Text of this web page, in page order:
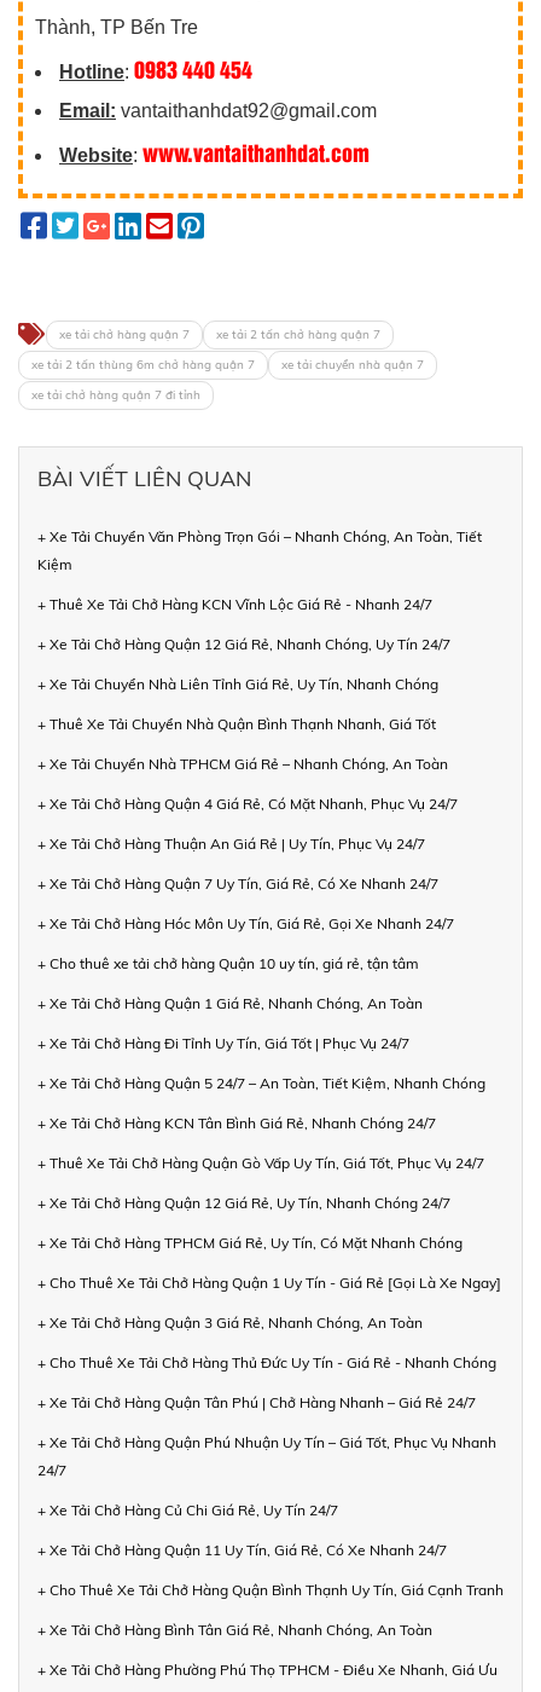
Thành, TP Bến Tre
Hotline: 0983 440 454
Email: vantaithanhdat92@gmail.com
Website: www.vantaithanhdat.com
xe tải chở hàng quận 7
xe tải 2 tấn chở hàng quận 7
xe tải 2 tấn thùng 6m chở hàng quận 7
xe tải chuyển nhà quận 7
xe tải chở hàng quận 7 đi tỉnh
BÀI VIẾT LIÊN QUAN
+ Xe Tải Chuyển Văn Phòng Trọn Gói – Nhanh Chóng, An Toàn, Tiết
Kiệm
+ Thuê Xe Tải Chở Hàng KCN Vĩnh Lộc Giá Rẻ - Nhanh 24/7
+ Xe Tải Chở Hàng Quận 12 Giá Rẻ, Nhanh Chóng, Uy Tín 24/7
+ Xe Tải Chuyển Nhà Liên Tỉnh Giá Rẻ, Uy Tín, Nhanh Chóng
+ Thuê Xe Tải Chuyển Nhà Quận Bình Thạnh Nhanh, Giá Tốt
+ Xe Tải Chuyển Nhà TPHCM Giá Rẻ – Nhanh Chóng, An Toàn
+ Xe Tải Chở Hàng Quận 4 Giá Rẻ, Có Mặt Nhanh, Phục Vụ 24/7
+ Xe Tải Chở Hàng Thuận An Giá Rẻ | Uy Tín, Phục Vụ 24/7
+ Xe Tải Chở Hàng Quận 7 Uy Tín, Giá Rẻ, Có Xe Nhanh 24/7
+ Xe Tải Chở Hàng Hóc Môn Uy Tín, Giá Rẻ, Gọi Xe Nhanh 24/7
+ Cho thuê xe tải chở hàng Quận 10 uy tín, giá rẻ, tận tâm
+ Xe Tải Chở Hàng Quận 1 Giá Rẻ, Nhanh Chóng, An Toàn
+ Xe Tải Chở Hàng Đi Tỉnh Uy Tín, Giá Tốt | Phục Vụ 24/7
+ Xe Tải Chở Hàng Quận 5 24/7 – An Toàn, Tiết Kiệm, Nhanh Chóng
+ Xe Tải Chở Hàng KCN Tân Bình Giá Rẻ, Nhanh Chóng 24/7
+ Thuê Xe Tải Chở Hàng Quận Gò Vấp Uy Tín, Giá Tốt, Phục Vụ 24/7
+ Xe Tải Chở Hàng Quận 12 Giá Rẻ, Uy Tín, Nhanh Chóng 24/7
+ Xe Tải Chở Hàng TPHCM Giá Rẻ, Uy Tín, Có Mặt Nhanh Chóng
+ Cho Thuê Xe Tải Chở Hàng Quận 1 Uy Tín - Giá Rẻ [Gọi Là Xe Ngay]
+ Xe Tải Chở Hàng Quận 3 Giá Rẻ, Nhanh Chóng, An Toàn
+ Cho Thuê Xe Tải Chở Hàng Thủ Đức Uy Tín - Giá Rẻ - Nhanh Chóng
+ Xe Tải Chở Hàng Quận Tân Phú | Chở Hàng Nhanh – Giá Rẻ 24/7
+ Xe Tải Chở Hàng Quận Phú Nhuận Uy Tín – Giá Tốt, Phục Vụ Nhanh
24/7
+ Xe Tải Chở Hàng Củ Chi Giá Rẻ, Uy Tín 24/7
+ Xe Tải Chở Hàng Quận 11 Uy Tín, Giá Rẻ, Có Xe Nhanh 24/7
+ Cho Thuê Xe Tải Chở Hàng Quận Bình Thạnh Uy Tín, Giá Cạnh Tranh
+ Xe Tải Chở Hàng Bình Tân Giá Rẻ, Nhanh Chóng, An Toàn
+ Xe Tải Chở Hàng Phường Phú Thọ TPHCM - Điều Xe Nhanh, Giá Ưu